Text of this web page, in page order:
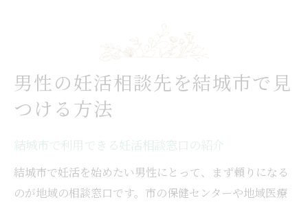
男性の妊活相談先を結城市で見
つける方法
結城市で利用できる妊活相談窓口の紹介
結城市で妊活を始めたい男性にとって、まず頼りになる
のが地域の相談窓口です。市の保健センターや地域医療